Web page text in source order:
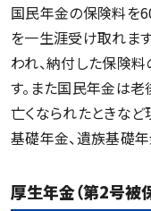
国民年金の保険料を
を一生涯受け取れま
われ、納付した保険
す。また国民年金は
亡くなられたときな
基礎年金、遺族基礎
厚生年金（第2号被